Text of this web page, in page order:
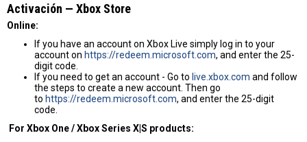
Activación — Хbox Store
Online:
If you have an account on Xbox Live simply log in to your
account on https://redeem.microsoft.com, and enter the 25-
digit code.
If you need to get an account - Go to live.xbox.com and follow
the steps to create a new account. Then go
to https://redeem.microsoft.com, and enter the 25-digit
code.
For Xbox One / Xbox Series X|S products: